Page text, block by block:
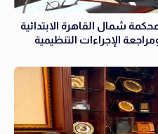
شمال القاهرة الابتدائية
الإجراءات التنظيمية